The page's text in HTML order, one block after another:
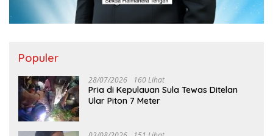
Populer
28/07/2026 160 Lihat
Pria di Kepulauan Sula Tewas Ditelan
Ular Piton 7 Meter